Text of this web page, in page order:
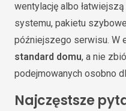
wentylację albo
systemu, pakietu
późniejszego serwisu. W
standard domu, a nie
podejmowanych osobno
Najczęstsze